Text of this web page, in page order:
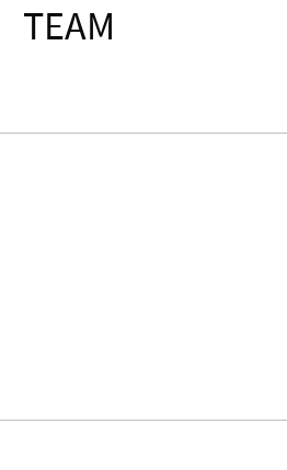
TEAM